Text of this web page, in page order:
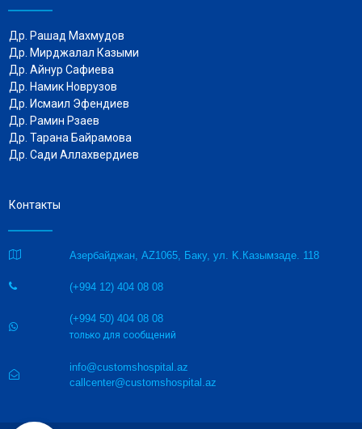
Др. Рашад Махмудов
Др. Мирджалал Казыми
Др. Айнур Сафиева
Др. Намик Новрузов
Др. Исмаил Эфендиев
Др. Рамин Рзаев
Др. Тарана Байрамова
Др. Сади Аллахвердиев
Контакты
 Азербайджан, AZ1065, Баку, ул. K.Казымзаде. 118
 (+994 12) 404 08 08

(+994 50) 404 08 08
только для сообщений

info@customshospital.az
callcenter@customshospital.az